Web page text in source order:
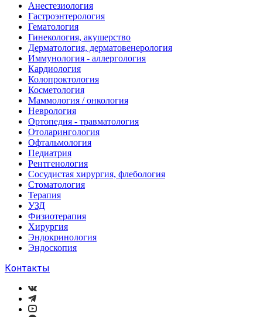
Анестезиология
Гастроэнтерология
Гематология
Гинекология, акушерство
Дерматология, дерматовенерология
Иммунология - аллергология
Кардиология
Колопроктология
Косметология
Маммология / онкология
Неврология
Ортопедия - травматология
Отоларингология
Офтальмология
Педиатрия
Рентгенология
Сосудистая хирургия, флебология
Стоматология
Терапия
УЗД
Физиотерапия
Хирургия
Эндокринология
Эндоскопия
Контакты